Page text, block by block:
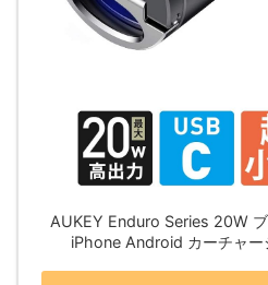
AUKEY Enduro Series 20W
iPhone Android カーチャー